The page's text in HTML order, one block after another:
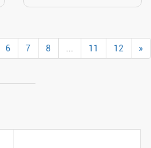
6 7 8 11 12 »